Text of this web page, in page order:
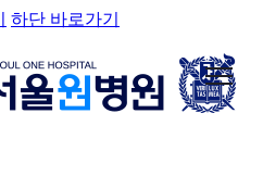
하단 바로가기